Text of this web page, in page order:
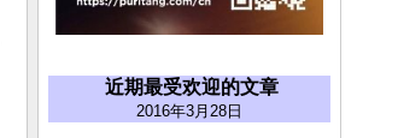
近期最受欢迎的文章
2016年3月28日